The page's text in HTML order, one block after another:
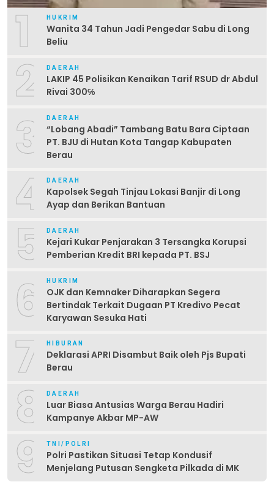
1 HUKRIM
Wanita 34 Tahun Jadi Pengedar Sabu di Long
Beliu
2 DAERAH
LAKIP 45 Polisikan Kenaikan Tarif RSUD dr Abdul
Rivai 300℅
3 DAERAH
“Lobang Abadi” Tambang Batu Bara Ciptaan
PT. BJU di Hutan Kota Tangap Kabupaten
Berau
4 DAERAH
Kapolsek Segah Tinjau Lokasi Banjir di Long
Ayap dan Berikan Bantuan
5 DAERAH
Kejari Kukar Penjarakan 3 Tersangka Korupsi
Pemberian Kredit BRI kepada PT. BSJ
6 HUKRIM
OJK dan Kemnaker Diharapkan Segera
Bertindak Terkait Dugaan PT Kredivo Pecat
Karyawan Sesuka Hati
7 HIBURAN
Deklarasi APRI Disambut Baik oleh Pjs Bupati
Berau
8 DAERAH
Luar Biasa Antusias Warga Berau Hadiri
Kampanye Akbar MP-AW
9 TNI/POLRI
Polri Pastikan Situasi Tetap Kondusif
Menjelang Putusan Sengketa Pilkada di MK